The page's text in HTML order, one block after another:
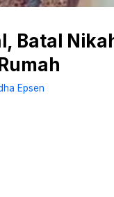
Batal
Epsen